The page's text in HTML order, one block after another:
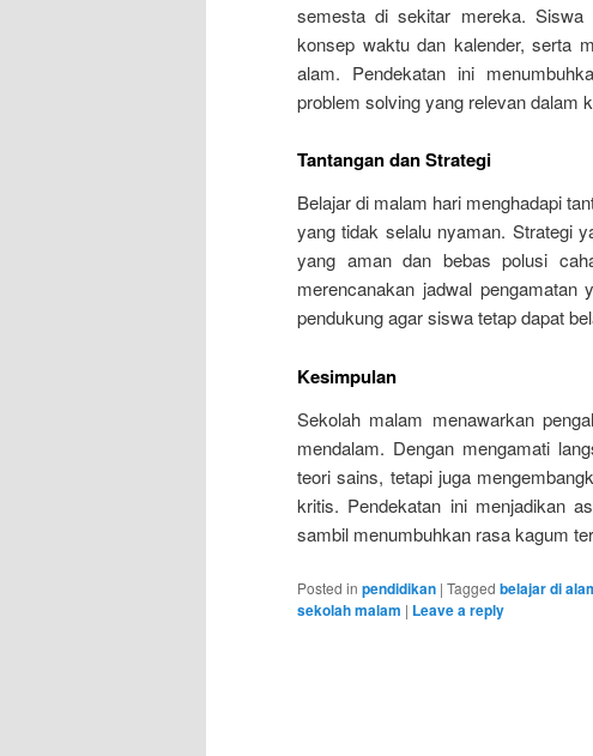
semesta di sekitar mereka. Siswa
konsep waktu dan kalender, serta
alam. Pendekatan ini
problem solving yang relevan dalam
Tantangan dan Strategi
Belajar di malam hari menghadapi
yang tidak selalu nyaman. Strategi
yang aman dan bebas polusi
merencanakan jadwal
pendukung agar siswa tetap dapat
Kesimpulan
Sekolah malam menawarkan
mendalam. Dengan mengamati
teori sains, tetapi juga
kritis. Pendekatan ini menjadikan
sambil menumbuhkan rasa kagum
Posted in pendidikan | Tagged belajar di
sekolah malam | Leave a reply